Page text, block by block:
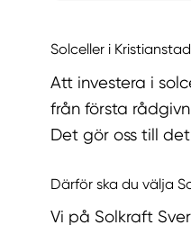
Solceller i
Att investera i
från första
Det gör oss till
Därför ska du välja
Vi på Solkraft